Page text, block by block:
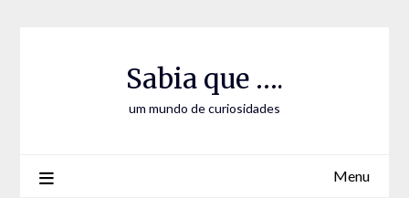
Sabia que ….
um mundo de curiosidades
Menu